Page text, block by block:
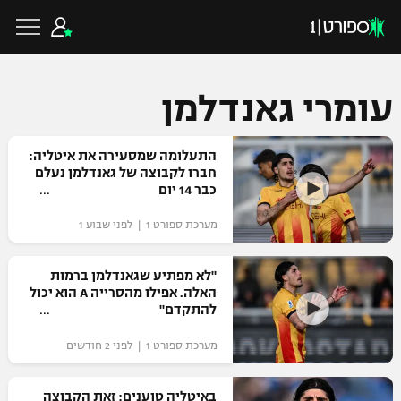
כדורגל ישראלי
ליגת העל
גביע הטוטו
ליגיונרים
גביע המדינה
כדורגל עולמי
ליגת האלופות
ליגה אירופית
ליגה אנגלית
כדורסל ישראלי
ליגת ווינר סל
ליגה לאומית
כדורסל עולמי
NBA
עומרי גאנדלמן
התעלומה שמסעירה את איטליה:
חברו לקבוצה של גאנדלמן נעלם
כבר 14 יום
מערכת ספורט 1 | לפני שבוע 1
"לא מפתיע שגאנדלמן ברמות
האלה. אפילו מהסרייה A הוא יכול
להתקדם"
מערכת ספורט 1 | לפני 2 חודשים
באיטליה טוענים: זאת הקבוצה